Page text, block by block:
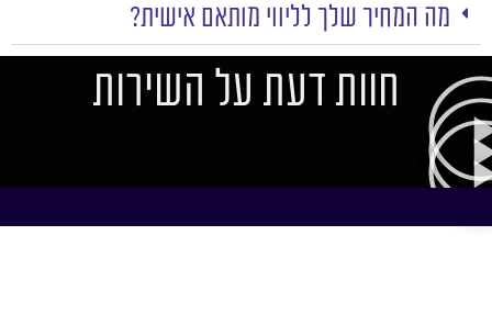
מה המחיר שלך לליווי מותאם אישית?
חוות דעת על השירות